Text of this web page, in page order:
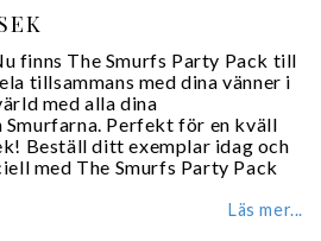
finns The Smurfs Party Pack till
tillsammans med dina vänner i
med alla dina
Perfekt för en kväll
Beställ ditt exemplar idag och
med The Smurfs Party Pack
Läs mer...